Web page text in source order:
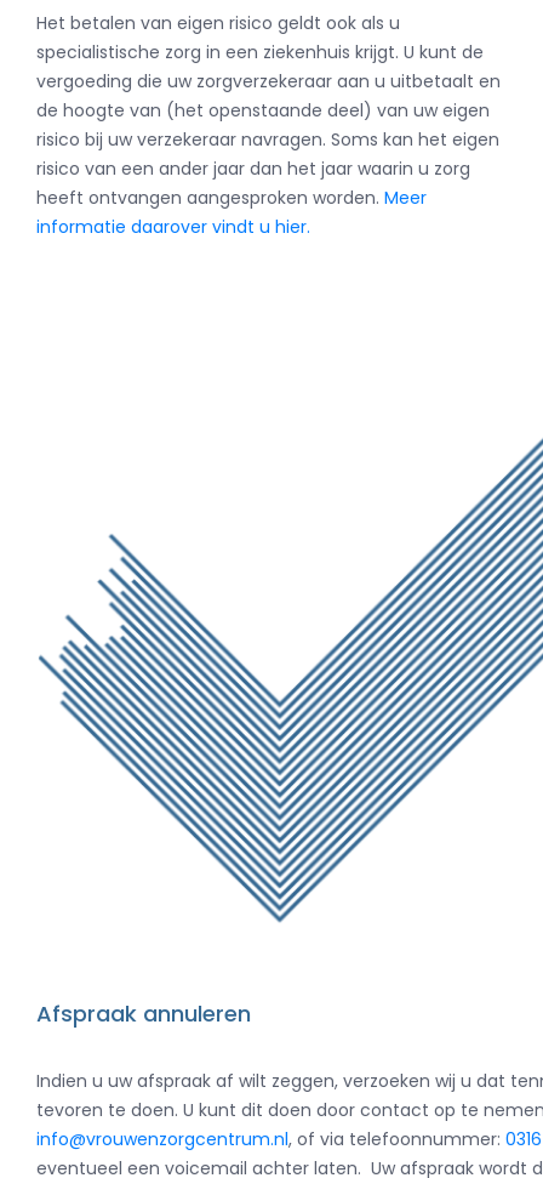
Het betalen van eigen risico geldt ook als u
specialistische zorg in een ziekenhuis krijgt. U kunt de
vergoeding die uw zorgverzekeraar aan u uitbetaalt en
de hoogte van (het openstaande deel) van uw eigen
risico bij uw verzekeraar navragen. Soms kan het eigen
risico van een ander jaar dan het jaar waarin u zorg
heeft ontvangen aangesproken worden. Meer
informatie daarover vindt u hier.
Afspraak annuleren
Indien u uw afspraak af wilt zeggen, verzoeken wij u dat
tevoren te doen. U kunt dit doen door contact op te
info@vrouwenzorgcentrum.nl, of via telefoonnummer:
eventueel een voicemail achter laten. Uw afspraak wordt